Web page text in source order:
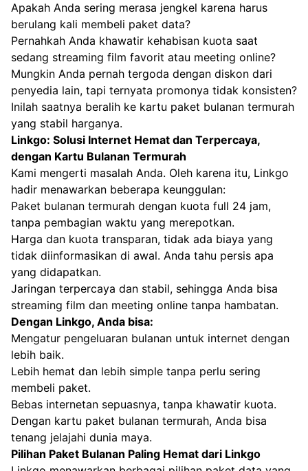
Apakah Anda sering merasa jengkel karena harus
berulang kali membeli paket data?
Pernahkah Anda khawatir kehabisan kuota saat
sedang streaming film favorit atau meeting online?
Mungkin Anda pernah tergoda dengan diskon dari
penyedia lain, tapi ternyata promonya tidak konsisten?
Inilah saatnya beralih ke kartu paket bulanan termurah
yang stabil harganya.
Linkgo: Solusi Internet Hemat dan Terpercaya,
dengan Kartu Bulanan Termurah
Kami mengerti masalah Anda. Oleh karena itu, Linkgo
hadir menawarkan beberapa keunggulan:
Paket bulanan termurah dengan kuota full 24 jam,
tanpa pembagian waktu yang merepotkan.
Harga dan kuota transparan, tidak ada biaya yang
tidak diinformasikan di awal. Anda tahu persis apa
yang didapatkan.
Jaringan terpercaya dan stabil, sehingga Anda bisa
streaming film dan meeting online tanpa hambatan.
Dengan Linkgo, Anda bisa:
Mengatur pengeluaran bulanan untuk internet dengan
lebih baik.
Lebih hemat dan lebih simple tanpa perlu sering
membeli paket.
Bebas internetan sepuasnya, tanpa khawatir kuota.
Dengan kartu paket bulanan termurah, Anda bisa
tenang jelajahi dunia maya.
Pilihan Paket Bulanan Paling Hemat dari Linkgo